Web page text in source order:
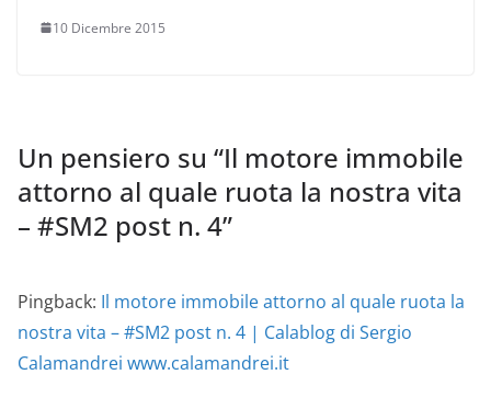
10 Dicembre 2015
Un pensiero su “Il motore immobile
attorno al quale ruota la nostra vita
– #SM2 post n. 4”
Pingback: Il motore immobile attorno al quale ruota la
nostra vita – #SM2 post n. 4 | Calablog di Sergio
Calamandrei www.calamandrei.it